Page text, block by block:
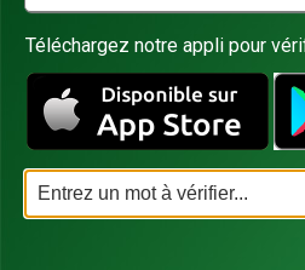
Téléchargez notre appli pour